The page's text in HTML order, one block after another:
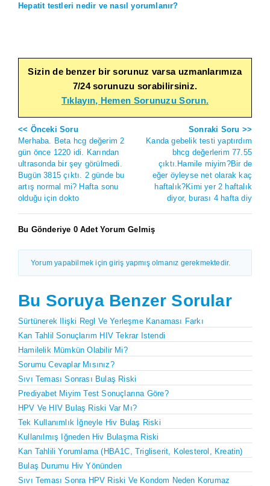
Hepatit testleri nedir ve nasıl yorumlanır?
Sizin de benzer bir sorunuz varsa uzmanlarımıza
7/24 sorunuzu sorabilirsiniz.
Tıklayın, Hemen Sorunuzu Sorun.
<< Önceki Soru
Merhaba. Beta hcg değerim 2
gün önce 1220 idi. Karından
ultrasonda bir şey görülmedi.
Bugün 3815 çıktı. 2 günde bu
artış normal mi? Hafta sonu
olduğu için dokto
Sonraki Soru >>
Kanda gebelik testi yaptırdım
bhcg değerlerim 77.55
çıktı.Hamile miyim?Bir de
eğer öyleyse net olarak kaç
haftalık?Kimi yer 2 haftalık
diyor, burası 4 hafta diy
Bu Gönderiye 0 Adet Yorum Gelmiş
Yorum yapabilmek için giriş yapmış olmanız gerekmektedir.
Bu Soruya Benzer Sorular
Sürtünerek Ilişki Regl Ve Yerleşme Kanaması Farkı
Kan Tahlil Sonuçlarım HIV Tekrar Istendi
Hamilelik Mümkün Olabilir Mi?
Sorumu Cevaplar Mısınız?
Sıvı Teması Sonrası Bulaş Riski
Prediyabet Miyim Test Sonuçlarına Göre?
HPV Ve HIV Bulaş Riski Var Mı?
Tek Kullanımlık İğneyle Hiv Bulaş Riski
Kullanılmış Iğneden Hiv Bulaşma Riski
Kan Tahlili Yorumlama (HBA1C, Trigliserit, Kolesterol, Kreatin)
Bulaş Durumu Hiv Yönünden
Sıvı Teması Sonra HPV Riski Ve Kondom Neden Korumaz